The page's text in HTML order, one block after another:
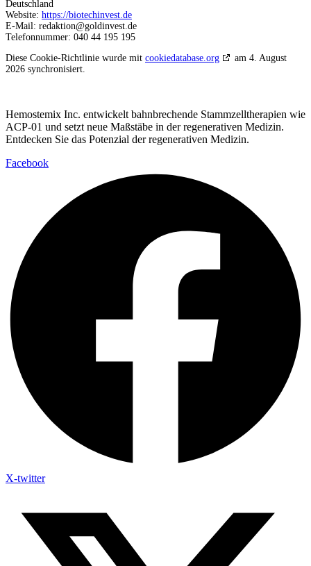
Deutschland
Website: https://biotechinvest.de
E-Mail: redaktion@goldinvest.de
Telefonnummer: 040 44 195 195
Diese Cookie-Richtlinie wurde mit cookiedatabase.org
am 4. August
2026 synchronisiert.
Hemostemix Inc. entwickelt bahnbrechende Stammzelltherapien wie
ACP-01 und setzt neue Maßstäbe in der regenerativen Medizin.
Entdecken Sie das Potenzial der regenerativen Medizin.
Facebook
X-twitter